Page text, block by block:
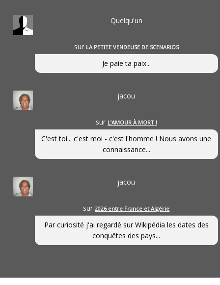
Quelqu'un
sur LA PETITE VENDEUSE DE SCENARIOS
Je paie ta paix...
jacou
sur L’AMOUR À MORT !
C'est toi... c'est moi - c'est l'homme ! Nous avons une
connaissance...
jacou
sur2026 entre France et Algérie
Par curiosité j'ai regardé sur Wikipédia les dates des
conquêtes des pays...